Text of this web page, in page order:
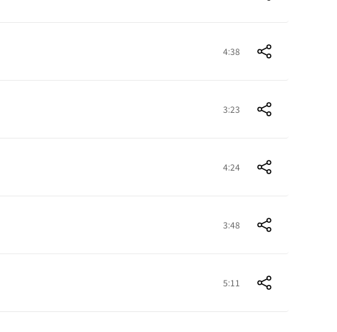
4:38
3:23
4:24
3:48
5:11